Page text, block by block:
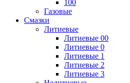
100
Газовые
Смазки
Литиевые
Литиевые 00
Литиевые 0
Литиевые 1
Литиевые 2
Литиевые 3